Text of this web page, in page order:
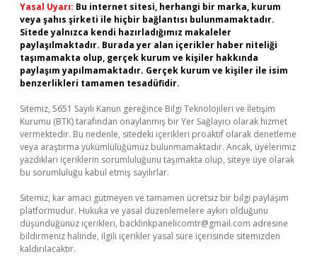
Yasal Uyarı: Bu internet sitesi, herhangi bir marka, kurum
veya şahıs şirketi ile hiçbir bağlantısı bulunmamaktadır.
Sitede yalnızca kendi hazırladığımız makaleler
paylaşılmaktadır. Burada yer alan içerikler haber niteliği
taşımamakta olup, gerçek kurum ve kişiler hakkında
paylaşım yapılmamaktadır. Gerçek kurum ve kişiler ile isim
benzerlikleri tamamen tesadüfidir.
Sitemiz, 5651 Sayılı Kanun gereğince Bilgi Teknolojileri ve İletişim
Kurumu (BTK) tarafından onaylanmış bir Yer Sağlayıcı olarak hizmet
vermektedir. Bu nedenle, sitedeki içerikleri proaktif olarak denetleme
veya araştırma yükümlülüğümüz bulunmamaktadır. Ancak, üyelerimiz
yazdıkları içeriklerin sorumluluğunu taşımakta olup, siteye üye olarak
bu sorumluluğu kabul etmiş sayılırlar.
Sitemiz, kar amacı gütmeyen ve tamamen ücretsiz bir bilgi paylaşım
platformudur. Hukuka ve yasal düzenlemelere aykırı olduğunu
düşündüğünüz içerikleri, backlinkpanelicomtr@gmail.com adresine
bildirmeniz halinde, ilgili içerikler yasal süre içerisinde sitemizden
kaldırılacaktır.